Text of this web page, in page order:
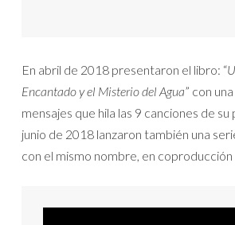
En abril de 2018 presentaron el libro: “
Encantado y el Misterio del Agua” con
mensajes que hila las 9 canciones de
junio de 2018 lanzaron también una
con el mismo nombre, en coproducción